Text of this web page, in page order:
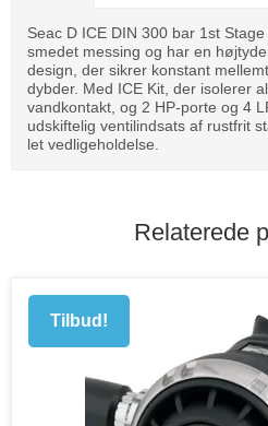
Seac D ICE DIN 300 bar 1st
smedet messing og har en
design, der sikrer konstant
dybder. Med ICE Kit, der isolerer
vandkontakt, og 2 HP-porte og 4
udskiftelig ventilindsats af rustfrit
let vedligeholdelse.
Relaterede
Tilbud!